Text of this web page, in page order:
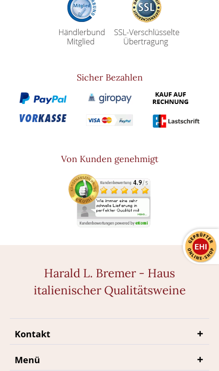
Sicher Bezahlen
Von Kunden genehmigt
Harald L. Bremer - Haus
italienischer Qualitätsweine
Kontakt
Menü